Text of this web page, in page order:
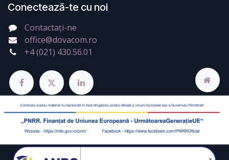
Conectează-te cu noi
Contactați-ne
office@dovacom.ro
+4 (021) 430.56.01